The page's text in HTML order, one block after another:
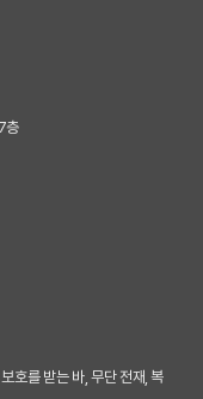
층
호를 받는 바, 무단 전재, 복